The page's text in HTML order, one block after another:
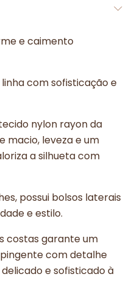
e caimento
com sofisticação e
nylon rayon da
macio, leveza e um
a silhueta com
possui bolsos laterais
e estilo.
costas garante um
com detalhe
e sofisticado à